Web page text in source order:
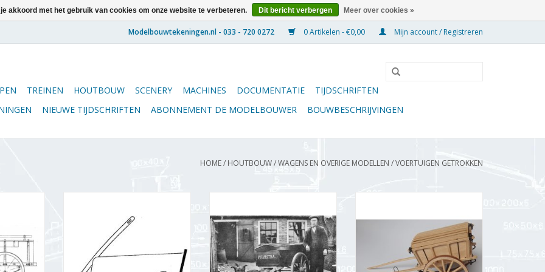
0 Artikelen - €0,00 Mijn account / Registreren
TREINEN HOUTBOUW SCENERY MACHINES DOCUMENTATIE
TIJDSCHRIFTEN
NIEUWE TIJDSCHRIFTEN ABONNEMENT DE MODELBOUWER BOUWBESCHRIJVINGEN
HOME/ HOUTBOUW/WAGENS EN OVERIGE MODELLEN /VOERTUIGEN GETROKKEN
(40.37.006)
TOEVOEGEN AAN WINKELWAGEN
TOEVOEGEN AAN WINKELWAGEN
TOEVOEGEN AAN WINKELWAGEN
akkoord met het gebruik van cookies om onze website te verbeteren. Dit bericht verbergen Meer over cookies »